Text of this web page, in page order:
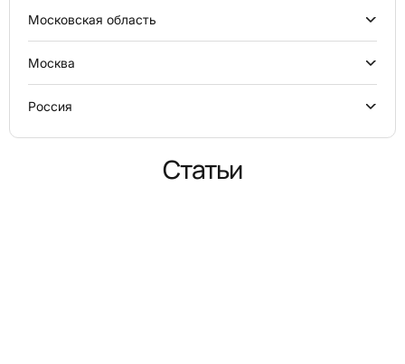
Московская область
Москва
Россия
Статьи